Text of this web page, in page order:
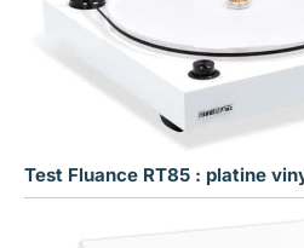
Test Fluance RT85 : platine